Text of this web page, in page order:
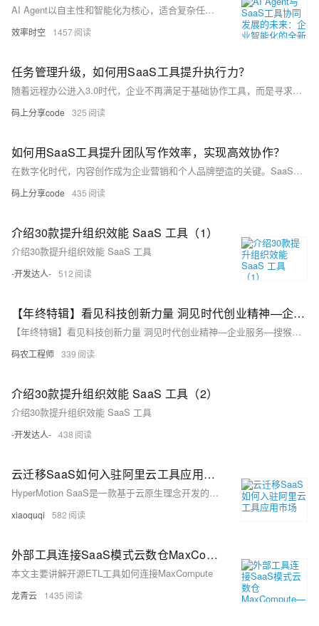
AI Agent以自主性和智能化为核心，适合复杂任务的动态执行；而SaaS工具则注重服务的完整性和易用性，适合标准化业务需求。
效率时空 1457
任务管理升级，如何用SaaS工具提升执行力？
随着远程办公进入3.0时代，企业不再满足于基础协作工具，而是寻求更智能、高效的SaaS解决方案。SaaS工具通过实时信息流管理、任务自动化和数据驱动决策，打破沟通壁垒，提升团队协同效率。板栗看板等高效工具凭借可视化任务管理、灵活的任务分配和数据分析能力，助力企业优化远程办公体验。未来，SaaS工具将向AI赋能、多工具整合和安全升级方向发展，推动办公模式变革。
码上分享code 325
如何用SaaS工具提升团队写作效率，实现高效协作？
在数字化时代，内容创作成为企业营销和个人品牌塑造的关键。SaaS工具通过云端存储、AI辅助写作、数据分析和流程自动化，重塑了内容创作流程，提高了写作效率和文章质量。尤其在团队协作方面，如板栗看板等工具提供了可视化任务管理、高效协同编辑和自动提醒功能，确保内容按时高质量发布。此外，SaaS工具还能优化SEO，提升文章的搜索引擎排名，吸引更多流量，帮助创作者在竞争中脱颖而出。
码上分享code 435
介绍30款提升组织效能 SaaS 工具（1）
介绍30款提升组织效能 SaaS 工具
-开发达人- 512
【年终特辑】看见科技创新力量 洞见时代创业精神—企业服务—搜猴宝：用SaaS工具打造人力数字化撮合交易平台
【年终特辑】看见科技创新力量 洞见时代创业精神—企业服务—搜猴宝：用SaaS工具打造人力数字化撮合交易平台
码农工程师 339
介绍30款提升组织效能 SaaS 工具（2）
介绍30款提升组织效能 SaaS 工具
-开发达人- 438
云迁移SaaS如何入驻阿里云工具应用市场
HyperMotion SaaS是一款基于云原生理念开发的云迁移和云灾备的SaaS平台，2020年7月，HyperMotion迁移版本正式入驻阿里云工具应用市场。用户登陆阿里云后，可以直接以SaaS模式使用产品，而无须再到云市场启动实例的方式。由于与阿里云的用户体系、RAM系统、支付系统彻底打通，用户在使用感受上更加便捷。
xiaoquqi 582
外部工具连接SaaS模式云数仓MaxCompute—ETL工具篇
本文主要讲解开源ETL工具如何连接MaxCompute
龙青云 1435